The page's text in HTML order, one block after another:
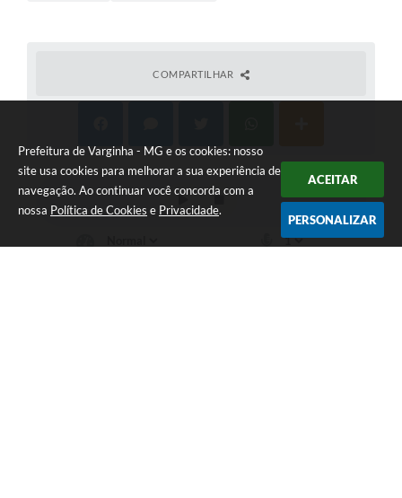
Prefeitura de Varginha - MG e os cookies: nosso
site usa cookies para melhorar a sua experiência de
navegação. Ao continuar você concorda com a
nossa Política de Cookies e Privacidade.
ACEITAR
PERSONALIZAR
COMPARTILHAR